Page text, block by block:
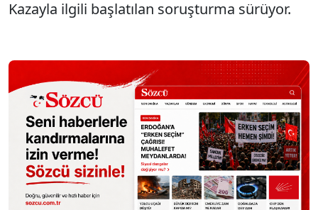
Kazayla ilgili başlatılan soruşturma sürüyor.